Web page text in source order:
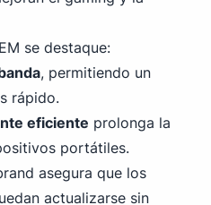
se destaque:
, permitiendo un
rápido.
eficiente prolonga la
portátiles.
asegura que los
actualizarse sin